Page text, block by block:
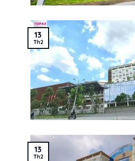
13
Th2
13
Th2